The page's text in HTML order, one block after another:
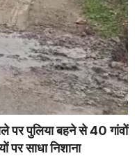
पुलिया बहने से 40 गांवों
पर साधा निशाना